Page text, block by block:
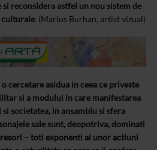
reconsidera astfel un nou sistem de
. (Marius Burhan, artist vizual)
cercetare asidua in ceea ce priveste
si a modului in care manifestarea
societatea, in ansamblu si sfera
sale sunt, deopotriva, dominati
– toti exponenti ai unor actiuni